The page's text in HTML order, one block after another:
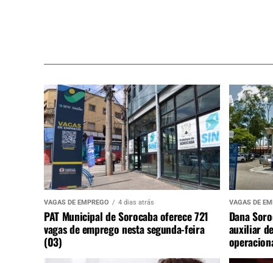
VAGAS DE EMPREGO 4 dias atrás
PAT Municipal de Sorocaba oferece 721
vagas de emprego nesta segunda-feira
(03)
VAGAS DE
Dana
auxiliar